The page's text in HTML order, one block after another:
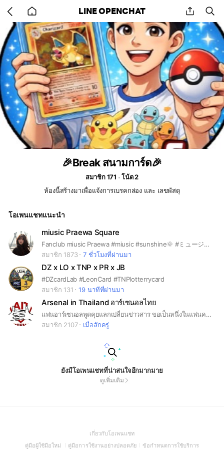
back
to
home
LINE OPENCHAT share
🎉Break สนามการ์ด🎉
สมาชิก 171
โน้ต 2
ห้องนี้สร้างมาเพื่อแจ้งการเบรคกล่อง และ เลขพัสดุ
โอเพนแชทแนะนำ
miusic Praewa Square
Fanclub miusic Praewa #miusic #sunshine🌞 #ミュージック #มิวสิค #หมานุ่ม #หมูนุ่ม คนรักน้องมิวสิคเข้ามาคุยกันได้นะ~
สมาชิก 1873
7 ชั่วโมงที่ผ่านมา
DZ x LO x TNP x PR x JB
#DZcardLab #LeonCard #TNPlotterrycard
สมาชิก 131
19 นาทีที่ผ่านมา
Arsenal in Thailand อาร์เซนอลไทย
แฟนอาร์เซนอลพูดคุยแลกเปลี่ยนข่าวสาร ขอเป็นหนึ่งในแฟนคลับ อาร์เซนอล #arsenal #Arsenalinthailand #ArsenalThailand #Odegaard #Saka #Ozil #Henry #Havertz #อาร์ซนอล #อาร์เซนอลไทย #Gyokeres #Arteta #Premierleague
สมาชิก 2107
เมื่อสักครู่
ยังมีโอเพนแชทที่น่าสนใจอีกมากมาย
ดูเพิ่มเติม
เกี่ยวกับโอเพนแชท(Open
in
คู่มือผู้ใช้มือใหม่ (Open
คู่มือการใช้งานอย่างปลอดภัย(Open
ข้อกำหนดการใช้บริการ(Open